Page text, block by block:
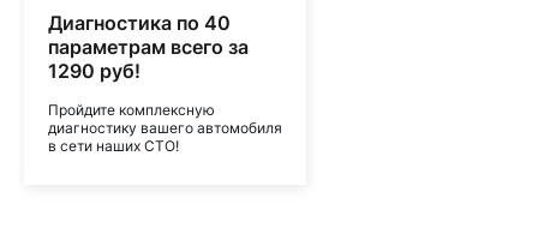
Диагностика по 40
параметрам всего за
1290 руб!
Пройдите комплексную
диагностику вашего автомобиля
в сети наших СТО!